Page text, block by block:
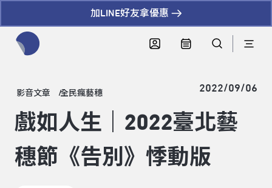
加LINE好友拿優惠
影音文章 全民瘋藝穗 2022/09/06
戲如人生｜2022臺北藝
穗節《告別》悸動版